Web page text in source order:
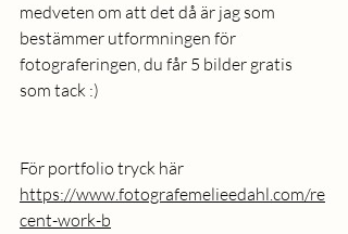
medveten om att det då är jag som
bestämmer utformningen för
fotograferingen, du får 5 bilder gratis
som tack :)
För portfolio tryck här
https://www.fotografemelieedahl.com/re
cent-work-b